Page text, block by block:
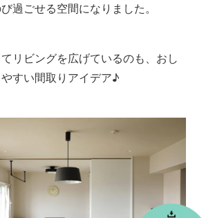
過ごせる空間になりました。
リビングを広げているのも、おし
すい間取りアイデア♪